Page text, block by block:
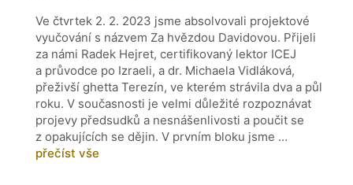
Ve čtvrtek 2. 2. 2023 jsme absolvovali projektové
vyučování s názvem Za hvězdou Davidovou. Přijeli
za námi Radek Hejret, certifikovaný lektor ICEJ
a průvodce po Izraeli, a dr. Michaela Vidláková,
přeživší ghetta Terezín, ve kterém strávila dva a půl
roku. V současnosti je velmi důležité rozpoznávat
projevy předsudků a nesnášenlivosti a poučit se
z opakujících se dějin. V prvním bloku jsme …
přečíst vše